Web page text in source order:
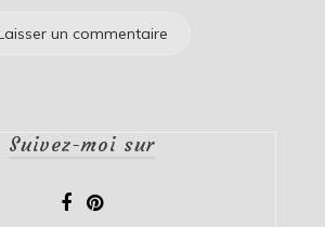
Suivez-moi sur